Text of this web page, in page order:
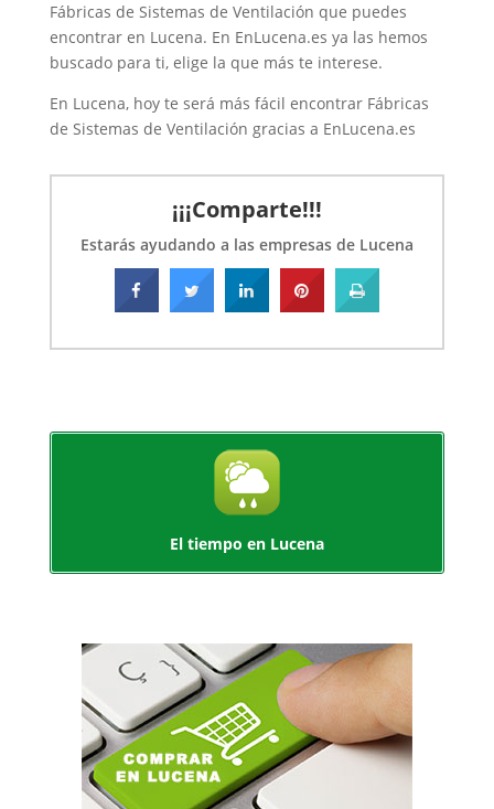
mayor rapidez,
Fábricas de Sistemas de Ventilación que puedes
encontrar en Lucena. En EnLucena.es ya las hemos
buscado para ti, elige la que más te interese.
En Lucena, hoy te será más fácil encontrar Fábricas
de Sistemas de Ventilación gracias a EnLucena.es
¡¡¡Comparte!!!
Estarás ayudando a las empresas de Lucena
El tiempo en Lucena